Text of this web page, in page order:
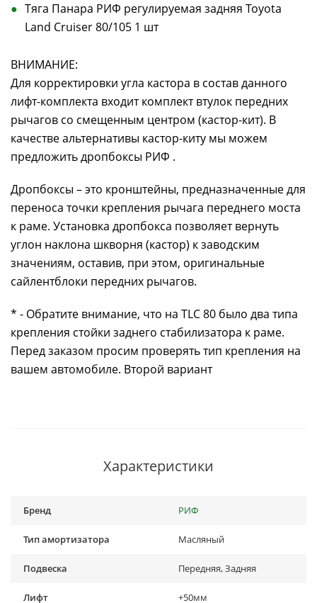
Тяга Панара РИФ регулируемая задняя Toyota
Land Cruiser 80/105 1 шт
ВНИМАНИЕ:
Для корректировки угла кастора в состав данного
лифт-комплекта входит комплект втулок передних
рычагов со смещенным центром (кастор-кит). В
качестве альтернативы кастор-киту мы можем
предложить дропбоксы РИФ .
Дропбоксы – это кронштейны, предназначенные для
переноса точки крепления рычага переднего моста
к раме. Установка дропбокса позволяет вернуть
углон наклона шкворня (кастор) к заводским
значениям, оставив, при этом, оригинальные
сайлентблоки передних рычагов.
* - Обратите внимание, что на TLC 80 было два типа
крепления стойки заднего стабилизатора к раме.
Перед заказом просим проверять тип крепления на
вашем автомобиле. Второй вариант
Характеристики
Бренд РИФ
Тип амортизатора Масляный
Подвеска Передняя, Задняя
Лифт +50мм